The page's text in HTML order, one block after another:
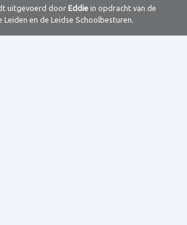
uitgevoerd door Eddiein opdracht van de
Leiden en de Leidse Schoolbesturen.